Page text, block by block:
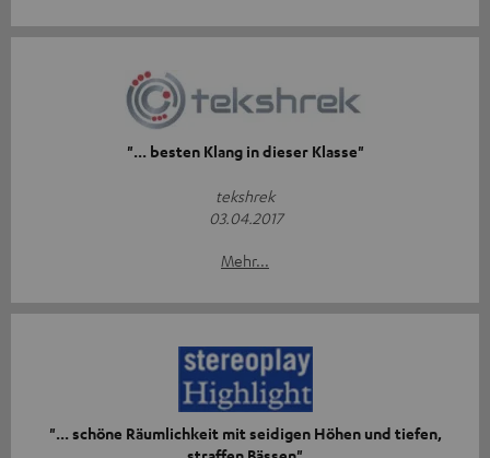
"... besten Klang in dieser Klasse"
tekshrek
03.04.2017
Mehr...
"... schöne Räumlichkeit mit seidigen Höhen und tiefen,